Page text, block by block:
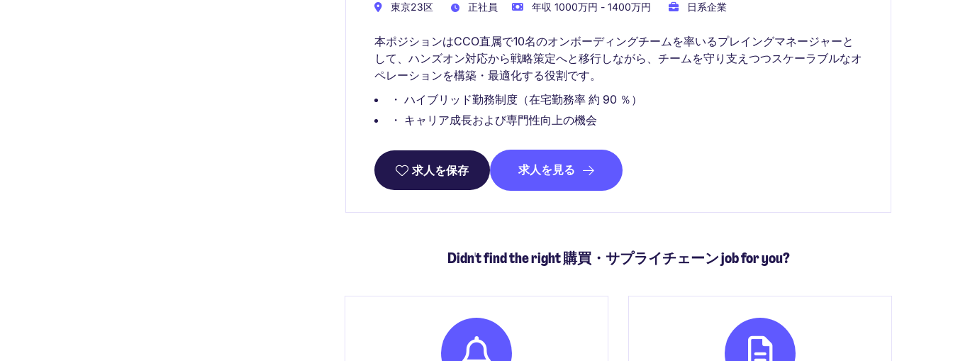
東京23区 正社員 年収 1000万円 - 1400万円 日系企業
本ポジションはCCO直属で10名のオンボーディングチームを率いるプレイングマネージャーと
して、ハンズオン対応から戦略策定へと移行しながら、チームを守り支えつつスケーラブルなオ
ペレーションを構築・最適化する役割です。
・ ハイブリッド勤務制度（在宅勤務率 約 90 ％）
・ キャリア成長および専門性向上の機会
求人を保存 求人を見る
Didn't find the right 購買・サプライチェーン job for you?